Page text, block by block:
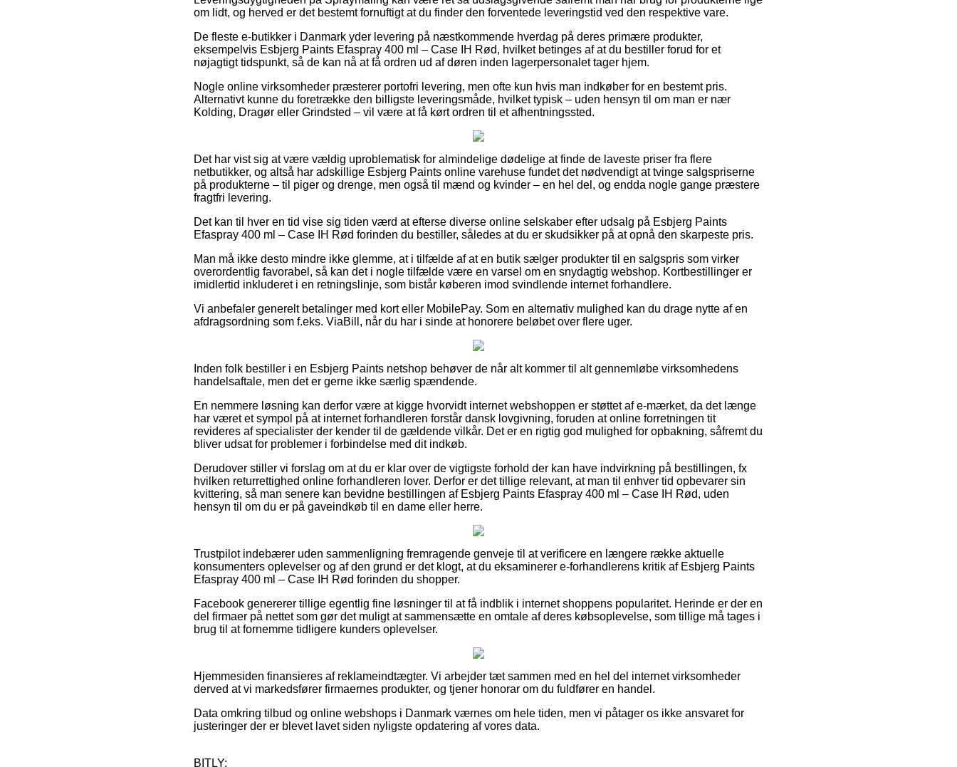
om lidt, og herved er det bestemt fornuftigt at du finder den forventede leveringstid ved den respektive vare.
De fleste e-butikker i Danmark yder levering på næstkommende hverdag på deres primære produkter,
eksempelvis Esbjerg Paints Efaspray 400 ml – Case IH Rød, hvilket betinges af at du bestiller forud for et
nøjagtigt tidspunkt, så de kan nå at få ordren ud af døren inden lagerpersonalet tager hjem.
Nogle online virksomheder præsterer portofri levering, men ofte kun hvis man indkøber for en bestemt pris.
Alternativt kunne du foretrække den billigste leveringsmåde, hvilket typisk – uden hensyn til om man er nær
Kolding, Dragør eller Grindsted – vil være at få kørt ordren til et afhentningssted.
Det har vist sig at være vældig uproblematisk for almindelige dødelige at finde de laveste priser fra flere
netbutikker, og altså har adskillige Esbjerg Paints online varehuse fundet det nødvendigt at tvinge salgspriserne
på produkterne – til piger og drenge, men også til mænd og kvinder – en hel del, og endda nogle gange præstere
fragtfri levering.
Det kan til hver en tid vise sig tiden værd at efterse diverse online selskaber efter udsalg på Esbjerg Paints
Efaspray 400 ml – Case IH Rød forinden du bestiller, således at du er skudsikker på at opnå den skarpeste pris.
Man må ikke desto mindre ikke glemme, at i tilfælde af at en butik sælger produkter til en salgspris som virker
overordentlig favorabel, så kan det i nogle tilfælde være en varsel om en snydagtig webshop. Kortbestillinger er
imidlertid inkluderet i en retningslinje, som bistår køberen imod svindlende internet forhandlere.
Vi anbefaler generelt betalinger med kort eller MobilePay. Som en alternativ mulighed kan du drage nytte af en
afdragsordning som f.eks. ViaBill, når du har i sinde at honorere beløbet over flere uger.
Inden folk bestiller i en Esbjerg Paints netshop behøver de når alt kommer til alt gennemløbe virksomhedens
handelsaftale, men det er gerne ikke særlig spændende.
En nemmere løsning kan derfor være at kigge hvorvidt internet webshoppen er støttet af e-mærket, da det længe
har været et sympol på at internet forhandleren forstår dansk lovgivning, foruden at online forretningen tit
revideres af specialister der kender til de gældende vilkår. Det er en rigtig god mulighed for opbakning, såfremt du
bliver udsat for problemer i forbindelse med dit indkøb.
Derudover stiller vi forslag om at du er klar over de vigtigste forhold der kan have indvirkning på bestillingen, fx
hvilken returrettighed online forhandleren lover. Derfor er det tillige relevant, at man til enhver tid opbevarer sin
kvittering, så man senere kan bevidne bestillingen af Esbjerg Paints Efaspray 400 ml – Case IH Rød, uden
hensyn til om du er på gaveindkøb til en dame eller herre.
Trustpilot indebærer uden sammenligning fremragende genveje til at verificere en længere række aktuelle
konsumenters oplevelser og af den grund er det klogt, at du eksaminerer e-forhandlerens kritik af Esbjerg Paints
Efaspray 400 ml – Case IH Rød forinden du shopper.
Facebook genererer tillige egentlig fine løsninger til at få indblik i internet shoppens popularitet. Herinde er der en
del firmaer på nettet som gør det muligt at sammensætte en omtale af deres købsoplevelse, som tillige må tages i
brug til at fornemme tidligere kunders oplevelser.
Hjemmesiden finansieres af reklameindtægter. Vi arbejder tæt sammen med en hel del internet virksomheder
derved at vi markedsfører firmaernes produkter, og tjener honorar om du fuldfører en handel.
Data omkring tilbud og online webshops i Danmark værnes om hele tiden, men vi påtager os ikke ansvaret for
justeringer der er blevet lavet siden nyligste opdatering af vores data.
BITLY: